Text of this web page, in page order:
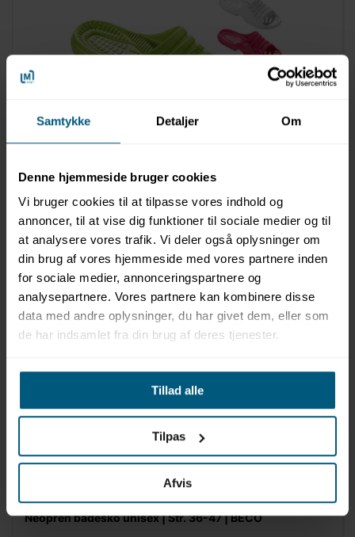
Samtykke Detaljer Om
Denne hjemmeside bruger cookies
Vi bruger cookies til at tilpasse vores indhold og
annoncer, til at vise dig funktioner til sociale medier og til
at analysere vores trafik. Vi deler også oplysninger om
din brug af vores hjemmeside med vores partnere inden
for sociale medier, annonceringspartnere og
analysepartnere. Vores partnere kan kombinere disse
data med andre oplysninger, du har givet dem, eller som
de har indsamlet fra din brug af deres tjenester.
Tillad alle
Tilpas
Afvis
Badesandaler til damer | Ensfarvet | Str. 36-41 | BECO
02049217
Neopren badesko unisex | Str. 36-47 | BECO